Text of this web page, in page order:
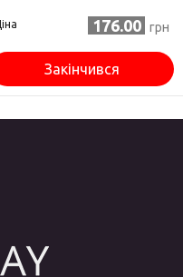
176.00 грн
Закінчився